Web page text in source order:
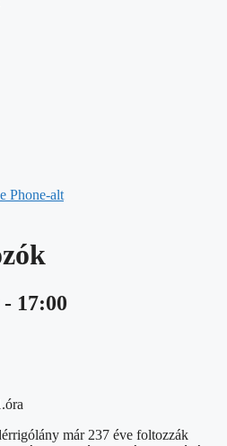
Phone-alt
- 17:00
már 237 éve foltozzák